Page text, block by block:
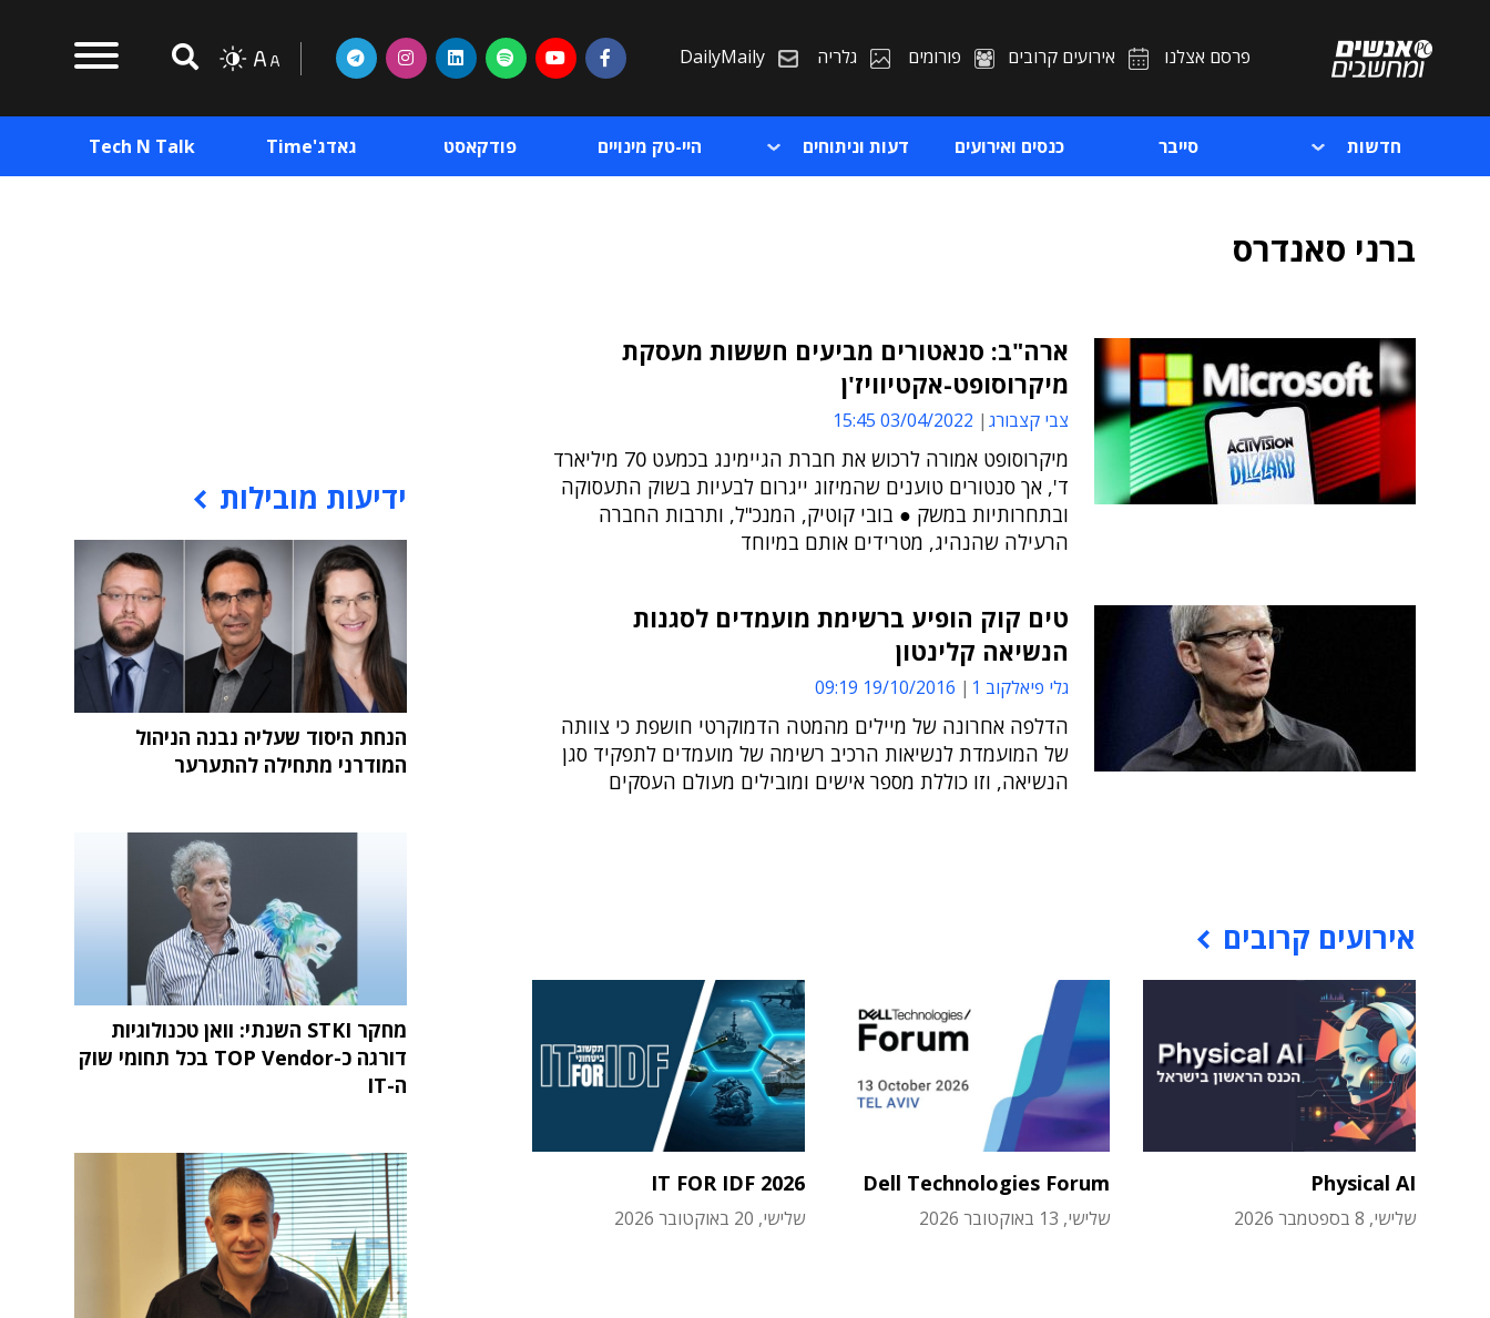
פרסם אצלנו אירועים קרובים פורומים גלריה DailyMaily
חדשות סייבר כנסים ואירועים דעות וניתוחים היי-טק מינויים פודקאסט גאדג'Time Tech N Talk
ברני סאנדרס
ארה"ב: סנאטורים מביעים חששות מעסקת
מיקרוסופט-אקטיוויז'ן
צבי קצבורג 03/04/2022 15:45
מיקרוסופט אמורה לרכוש את חברת הגיימינג בכמעט 70 מיליארד
ד', אך סנטורים טוענים שהמיזוג ייגרום לבעיות בשוק התעסוקה
ובתחרותיות במשק ● בובי קוטיק, המנכ"ל, ותרבות החברה
הרעילה שהנהיג, מטרידים אותם במיוחד
טים קוק הופיע ברשימת מועמדים לסגנות
הנשיאה קלינטון
גלי פיאלקוב 1 19/10/2016 09:19
הדלפה אחרונה של מיילים מהמטה הדמוקרטי חושפת כי צוותה
של המועמדת לנשיאות הרכיב רשימה של מועמדים לתפקיד סגן
הנשיאה, וזו כוללת מספר אישים ומובילים מעולם העסקים
אירועים קרובים
Physical AI
שלישי, 8 בספטמבר 2026
Dell Technologies Forum
שלישי, 13 באוקטובר 2026
IT FOR IDF 2026
שלישי, 20 באוקטובר 2026
ידיעות מובילות
הנחת היסוד שעליה נבנה הניהול
המודרני מתחילה להתערער
מחקר STKI השנתי: וואן טכנולוגיות
דורגה כ-TOP Vendor בכל תחומי שוק
ה-IT